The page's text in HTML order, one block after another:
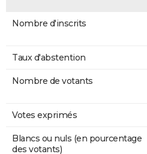
Nombre d'inscrits
Taux d'abstention
Nombre de votants
Votes exprimés
Blancs ou nuls (en pourcentage
des votants)